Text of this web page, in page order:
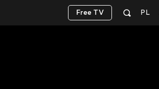
PL
Free TV